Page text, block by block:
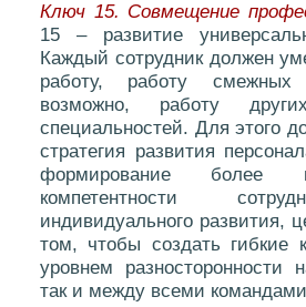
Ключ 15. Совмещение
15 – развитие
Каждый сотрудник должен
работу, работу смежных
возможно, работу
специальностей. Для этого
стратегия развития
формирование более
компетентности
индивидуального развития,
том, чтобы создать гибкие
уровнем разносторонности
так и между всеми